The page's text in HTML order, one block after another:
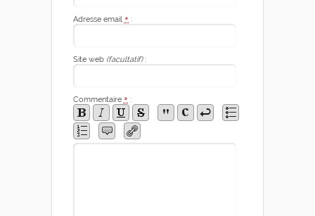
Adresse email * :
Site web (facultatif):
Commentaire * :